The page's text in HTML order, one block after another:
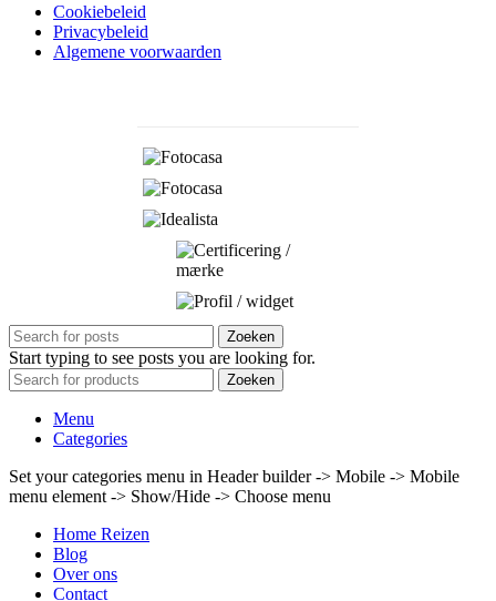
Cookiebeleid
Privacybeleid
Algemene voorwaarden
Zoeken
Start typing to see posts you are looking for.
Zoeken
Menu
Categories
Set your categories menu in Header builder -> Mobile -> Mobile
menu element -> Show/Hide -> Choose menu
Home Reizen
Blog
Over ons
Contact